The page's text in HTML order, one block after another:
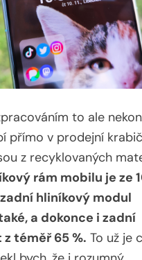
to ale
přímo v prodejní
z recyklovaných
rám mobilu je ze
hliníkový modul
a dokonce i zadní
téměř 65 %. To už je